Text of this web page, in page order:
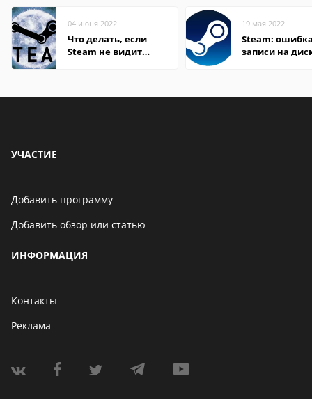
04 июня 2022
Что делать, если
Steam не видит
19 мая 2022
Steam:
записи на
УЧАСТИЕ
Добавить программу
Добавить обзор или статью
ИНФОРМАЦИЯ
Контакты
Реклама